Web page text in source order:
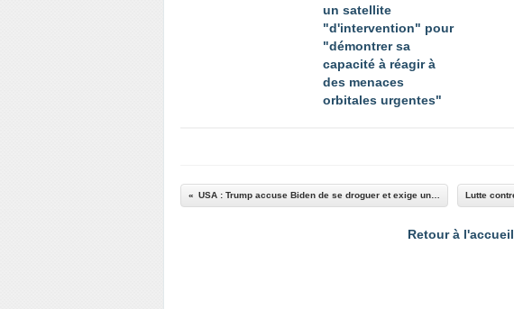
un satellite
"d'intervention" pour
"démontrer sa
capacité à réagir à
des menaces
orbitales urgentes"
Retour à l'accueil